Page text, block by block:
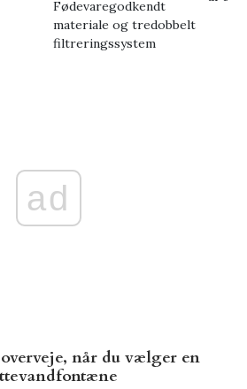
Fødevaregodkendt
materiale og tredobbelt
filtreringssystem
ad
når du vælger en